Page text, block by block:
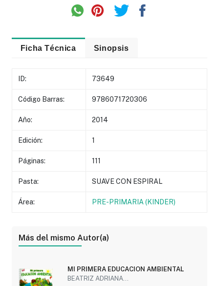
Ficha Técnica Sinopsis
ID: 73649
Código Barras: 9786071720306
Año: 2014
Edición: 1
Páginas: 111
Pasta: SUAVE CON ESPIRAL
Área: PRE-PRIMARIA (KINDER)
Más del mismo Autor(a)
MI PRIMERA EDUCACION AMBIENTAL
BEATRIZ ADRIANA...